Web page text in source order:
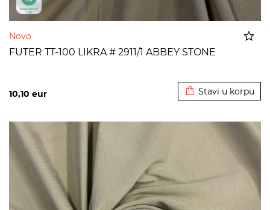
Novo
FUTER TT-100 LIKRA # 2911/1 ABBEY STONE
10,10 eur Stavi u korpu